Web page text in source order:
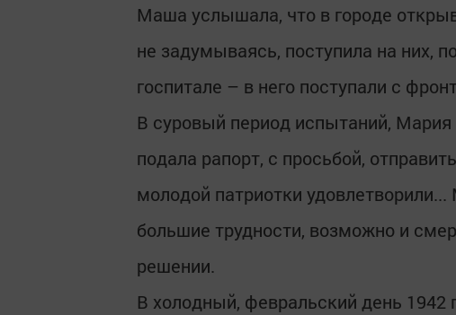
Маша услышала, что в городе
не задумываясь, поступила на них,
госпитале – в него поступали с
В суровый период испытаний, Мария
подала рапорт, с просьбой,
молодой патриотки
большие трудности, возможно и
решении.
В холодный, февральский день 1942